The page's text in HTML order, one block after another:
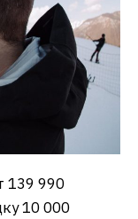
139 990
10 000